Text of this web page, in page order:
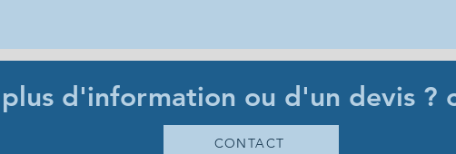
d'information ou d'un devis ?
CONTACT